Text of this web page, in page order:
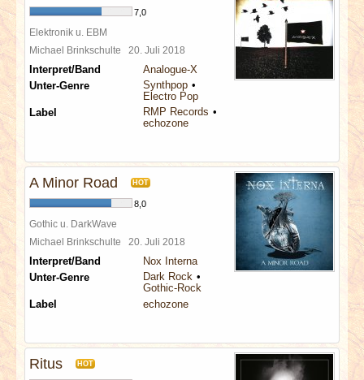
7,0
Elektronik u. EBM
Michael Brinkschulte 20. Juli 2018
Interpret/Band
Analogue-X
Unter-Genre
Synthpop
Electro Pop
Label
RMP Records
echozone
A Minor Road HOT
8,0
Gothic u. DarkWave
Michael Brinkschulte 20. Juli 2018
Interpret/Band
Nox Interna
Unter-Genre
Dark Rock
Gothic-Rock
Label
echozone
Ritus HOT